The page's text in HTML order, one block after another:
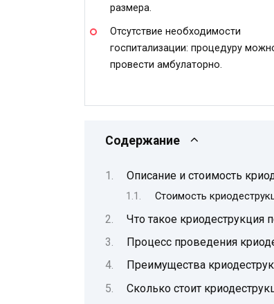
размера.
Отсутствие необходимости
госпитализации: процедуру
провести амбулаторно.
Содержание
Описание и стоимость
Стоимость
Что такое криодеструкция
Процесс проведения
Преимущества
Сколько стоит